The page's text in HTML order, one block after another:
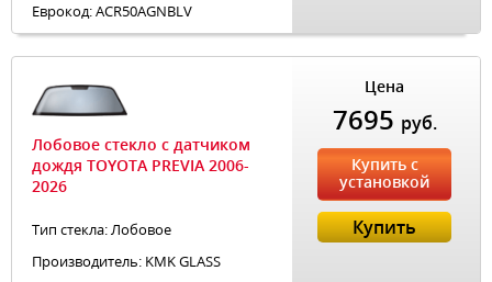
Еврокод: ACR50AGNBLV
Лобовое стекло с датчиком
дождя TOYOTA PREVIA 2006-
2026
Тип стекла: Лобовое
Производитель: KMK GLASS
Цена
7695 руб.
Купить с
установкой
Купить